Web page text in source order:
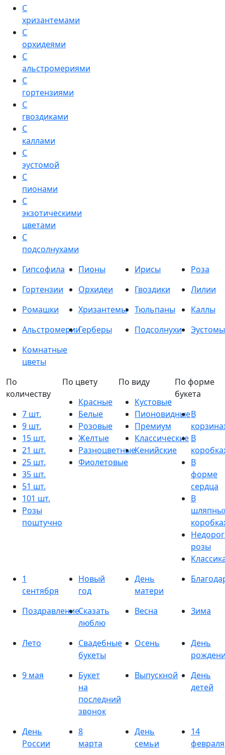
С
хризантемами
С
орхидеями
С
альстромериями
С
гортензиями
С
гвоздиками
С
каллами
С
эустомой
С
пионами
С
экзотическими
цветами
С
подсолнухами
Гипсофила
Пионы Ирисы
Роза
Гортензии
Орхидеи Гвоздики
Лилии
Ромашки
Хризантемы Тюльпаны
Каллы
АльстромерииГерберы Подсолнухи
Эустомы
Комнатные
цветы
По
количеству
7 шт.
9 шт.
15 шт.
21 шт.
25 шт.
35 шт.
51 шт.
101 шт.
Розы
поштучно
По цвету
Красные
Белые
Розовые
Желтые
Разноцветные
Фиолетовые
По виду
Кустовые
Пионовидные
Премиум
Классические
Кенийские
По форме
букета
В
В
В
форме
сердца
В
розы
1
сентября
Новый
год
День
матери
ПоздравлениеСказать
люблю
Весна Зима
Лето
Свадебные
букеты
Осень
День
9 мая
Букет
на
последний
звонок
Выпускной
День
детей
День
России
8
марта
День
семьи
14
февраля